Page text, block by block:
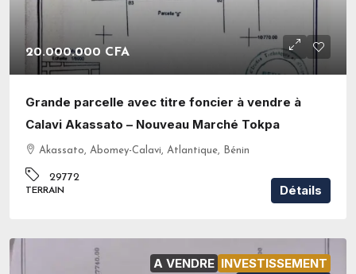
20.000.000 CFA
Grande parcelle avec titre foncier à vendre à
Calavi Akassato – Nouveau Marché Tokpa
Akassato, Abomey-Calavi, Atlantique, Bénin
29772
TERRAIN Détails
A VENDRE INVESTISSEMENT